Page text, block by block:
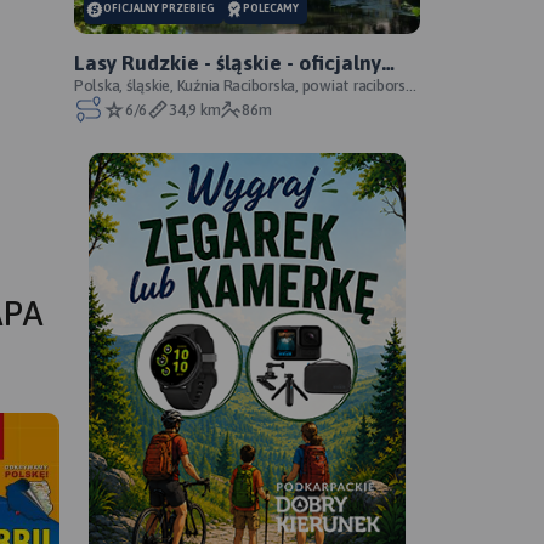
OFICJALNY PRZEBIEG POLECAMY
Lasy Rudzkie - śląskie - oficjalny
przebieg
Polska, śląskie, Kuźnia Raciborska, powiat raciborski,
Park Krajobrazowy Cysterskie Kompozycje Krajo
6/6 34,9 km 86m